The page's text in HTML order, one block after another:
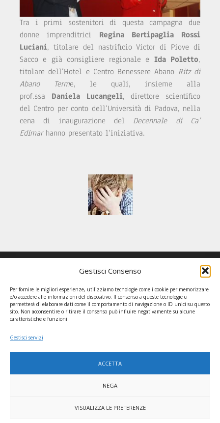
Gestisci Consenso
Per fornire le migliori esperienze, utilizziamo tecnologie come i cookie per memorizzare
e/o accedere alle informazioni del dispositivo. Il consenso a queste tecnologie ci
permetterà di elaborare dati come il comportamento di navigazione o ID unici su questo
sito. Non acconsentire o ritirare il consenso può influire negativamente su alcune
caratteristiche e funzioni.
Gestisci servizi
ACCETTA
NEGA
VISUALIZZA LE PREFERENZE
Tra i primi sostenitori di questa campagna due
donne imprenditrici Regina Bertipaglia Rossi
Luciani, titolare del nastrificio Victor di Piove di
Sacco e già consigliere regionale e Ida Poletto,
titolare dell’Hotel e Centro Benessere Abano Ritz di
Abano Terme, le quali, insieme alla
prof.ssa Daniela Lucangeli, direttore scientifico
del Centro per conto dell’Università di Padova, nella
cena di inaugurazione del Decennale di Ca’
Edimarhanno presentato l’iniziativa.
via Due Palazzi, 43 – 35136 Padova – Telefono: 049 714965 /
Ente Gestore: Fondazione Opera Edimar / Enti collaboratori:
Fondazione San Gaetano, Associazione Edimar, Associazione di